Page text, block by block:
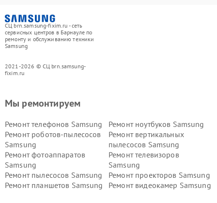
СЦ brn.samsung-fixim.ru - сеть
сервисных центров в Барнауле по
ремонту и обслуживанию техники
Samsung
2021-2026 © СЦ brn.samsung-
fixim.ru
Мы ремонтируем
Ремонт телефонов Samsung
Ремонт ноутбуков Samsung
Ремонт роботов-пылесосов
Samsung
Ремонт вертикальных
пылесосов Samsung
Ремонт фотоаппаратов
Samsung
Ремонт телевизоров
Samsung
Ремонт пылесосов Samsung
Ремонт проекторов Samsung
Ремонт планшетов Samsung
Ремонт видеокамер Samsung